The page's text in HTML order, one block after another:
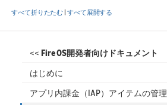
すべて折りたたむ すべて展開する
<< Fire OS開発者向けドキュメント
はじめに
アプリ内課金（IAP）アイテムの管理